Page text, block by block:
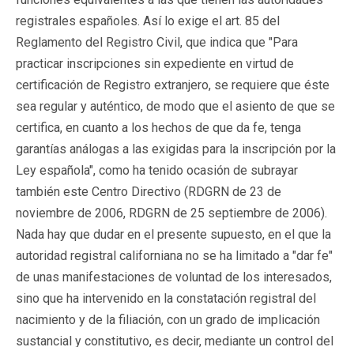
registrales españoles. Así lo exige el art. 85 del
Reglamento del Registro Civil, que indica que "Para
practicar inscripciones sin expediente en virtud de
certificación de Registro extranjero, se requiere que éste
sea regular y auténtico, de modo que el asiento de que se
certifica, en cuanto a los hechos de que da fe, tenga
garantías análogas a las exigidas para la inscripción por la
Ley española", como ha tenido ocasión de subrayar
también este Centro Directivo (RDGRN de 23 de
noviembre de 2006, RDGRN de 25 septiembre de 2006).
Nada hay que dudar en el presente supuesto, en el que la
autoridad registral californiana no se ha limitado a "dar fe"
de unas manifestaciones de voluntad de los interesados,
sino que ha intervenido en la constatación registral del
nacimiento y de la filiación, con un grado de implicación
sustancial y constitutivo, es decir, mediante un control del